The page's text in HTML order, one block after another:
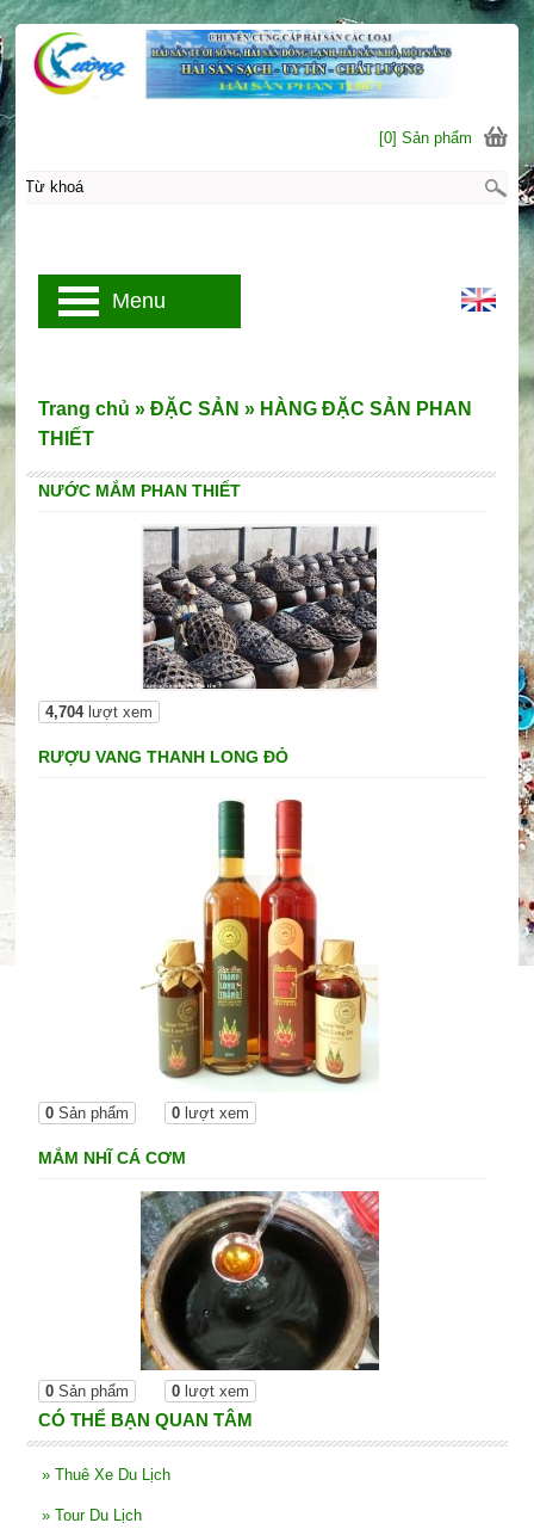
NƯỚC MẮM PHAN THIẾT
4,704lượt xem
RƯỢU VANG THANH LONG ĐỎ
0Sản phẩm 0lượt xem
MẮM NHĨ CÁ CƠM
0Sản phẩm 0lượt xem
Trang chủ » ĐẶC SẢN » HÀNG ĐẶC SẢN PHAN
THIẾT
CÓ THỂ BẠN QUAN TÂM
» Thuê Xe Du Lịch
» Tour Du Lịch
[0] Sản phẩm
Menu